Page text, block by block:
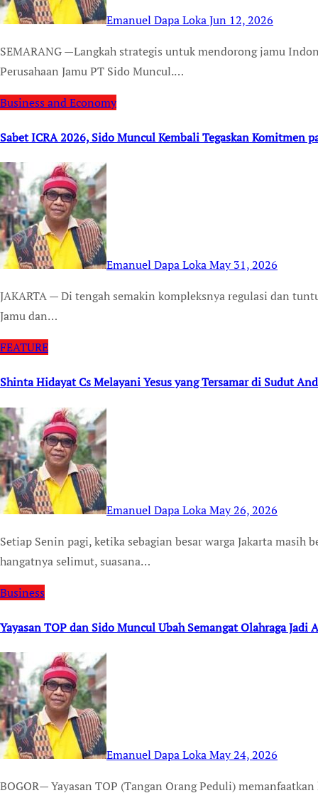
Emanuel Dapa LokaJun 12, 2026
SEMARANG —Langkah strategis untuk mendorong jamu Indonesia naik kelas lagi kembali ditorehkan oleh
Perusahaan Jamu PT Sido Muncul.…
Business and Economy
Sabet ICRA 2026, Sido Muncul Kembali Tegaskan Komitmen
Emanuel Dapa LokaMay 31, 2026
JAKARTA — Di tengah semakin kompleksnya regulasi dan tuntutan tata kelola perusahaan yang baik, PT Industri
Jamu dan…
FEATURE
Shinta Hidayat Cs Melayani Yesus yang Tersamar di Sudut
Emanuel Dapa LokaMay 26, 2026
Setiap Senin pagi, ketika sebagian besar warga Jakarta masih bergulat dengan kantuk dan enggan meninggalkan
hangatnya selimut, suasana…
Business
Yayasan TOP dan Sido Muncul Ubah Semangat Olahraga
Emanuel Dapa LokaMay 24, 2026
BOGOR— Yayasan TOP (Tangan Orang Peduli) memanfaatkan kegiatan olahraga tenis dan padel sebagai sarana